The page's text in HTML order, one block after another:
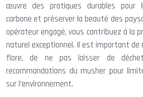
œuvre des pratiques durables pour
carbone et préserver la beauté des
opérateur engagé, vous contribuez à la
naturel exceptionnel. Il est important de
flore, de ne pas laisser de
recommandations du musher pour
sur l’environnement.